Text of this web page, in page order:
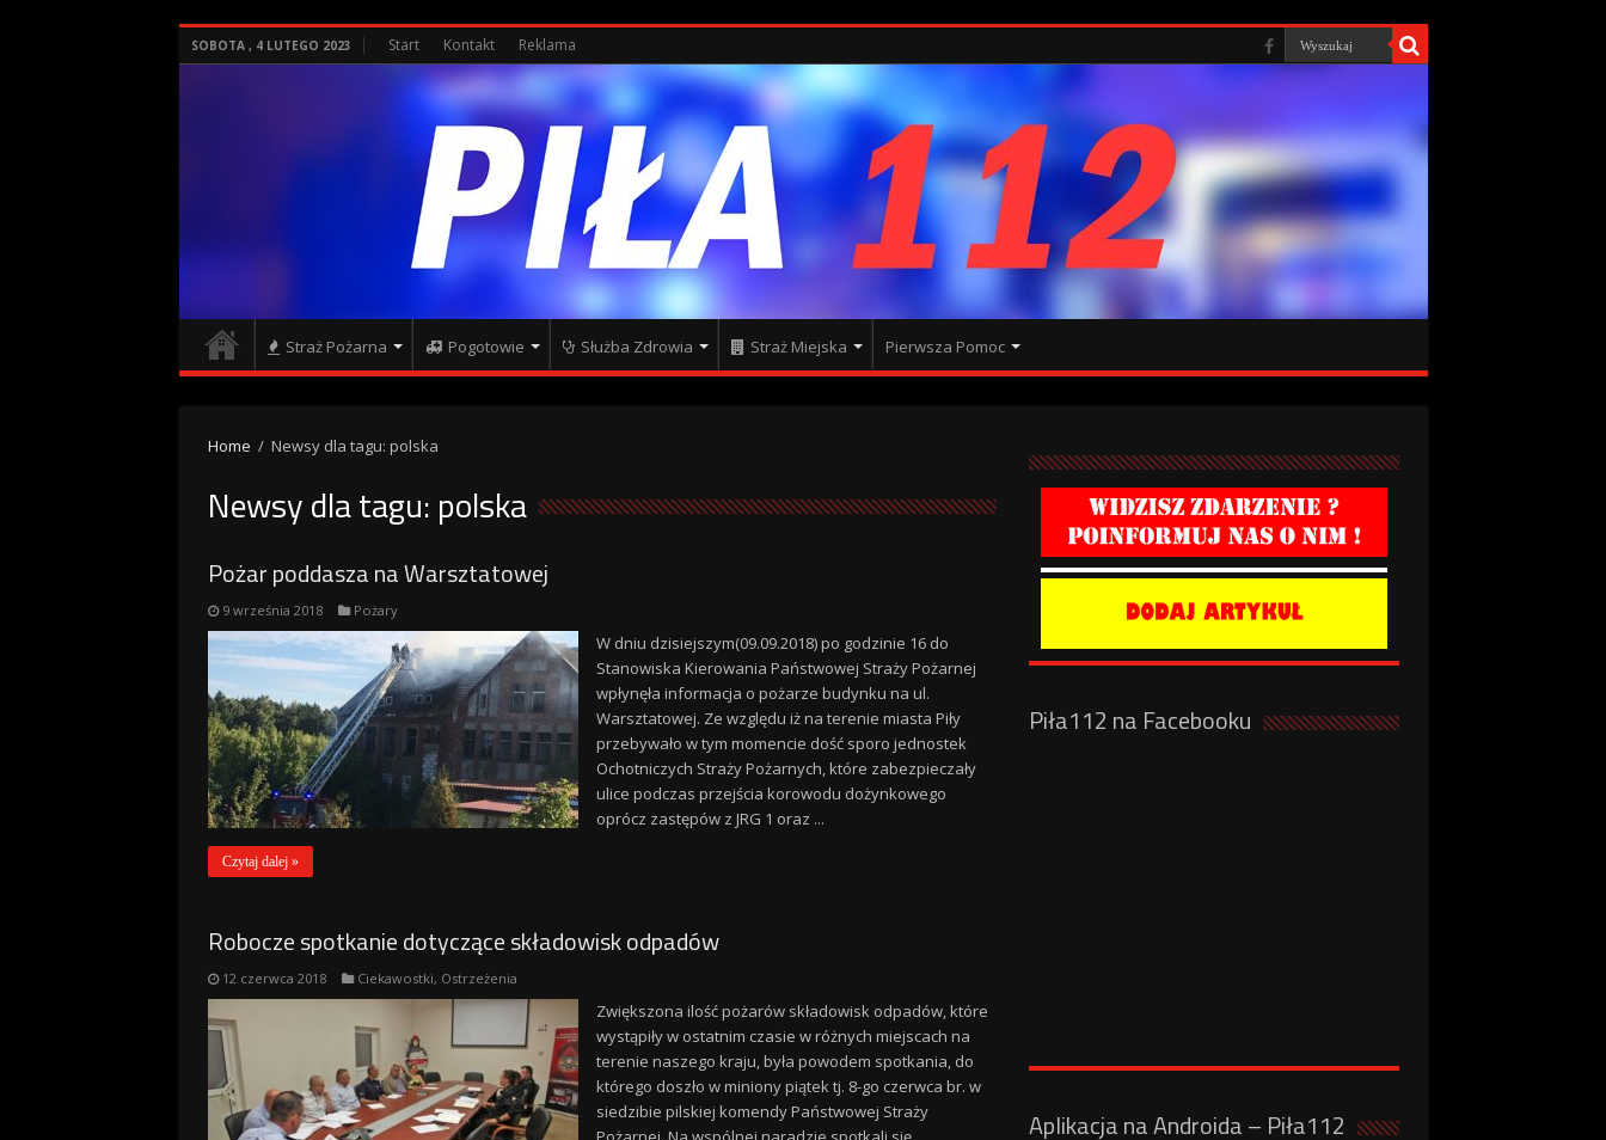
SOBOTA , 4 LUTEGO 2023 Start Kontakt Reklama
Straż Pożarna Pogotowie Służba Zdrowia Straż Miejska Pierwsza Pomoc
Home / Newsy dla tagu: polska
Newsy dla tagu: polska
Pożar poddasza na Warsztatowej
9 września 2018 Pożary
W dniu dzisiejszym(09.09.2018) po godzinie 16 do
Stanowiska Kierowania Państwowej Straży Pożarnej
wpłynęła informacja o pożarze budynku na ul.
Warsztatowej. Ze względu iż na terenie miasta Piły
przebywało w tym momencie dość sporo jednostek
Ochotniczych Straży Pożarnych, które zabezpieczały
ulice podczas przejścia korowodu dożynkowego
oprócz zastępów z JRG 1 oraz ...
Czytaj dalej »
Robocze spotkanie dotyczące składowisk odpadów
12 czerwca 2018 Ciekawostki, Ostrzeżenia
Zwiększona ilość pożarów składowisk odpadów, które
wystąpiły w ostatnim czasie w różnych miejscach na
terenie naszego kraju, była powodem spotkania, do
którego doszło w miniony piątek tj. 8-go czerwca br. w
siedzibie pilskiej komendy Państwowej Straży
Piła112 na Facebooku
Aplikacja na Androida – Piła112